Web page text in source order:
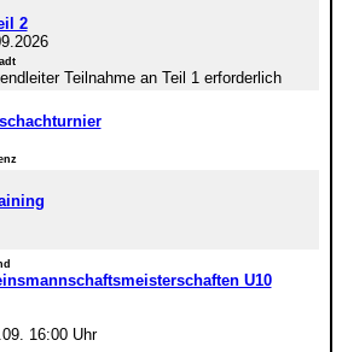
2
Teilnahme an Teil 1 erforderlich
U10
16:00 Uhr